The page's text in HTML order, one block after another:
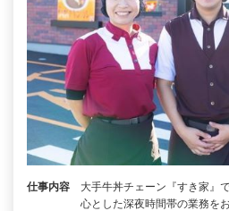
仕事内容
大手牛丼チェーン『すき家』
心とした深夜時間帯の業務を